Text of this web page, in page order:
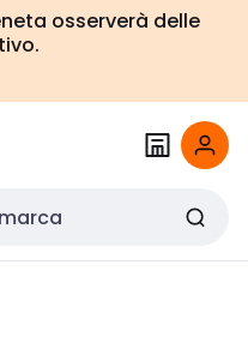
osserverà delle